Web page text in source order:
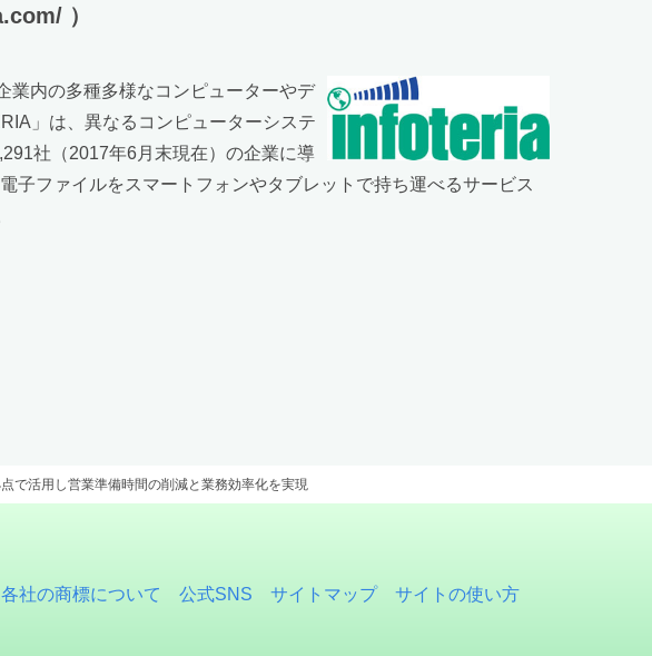
）
業内の多種多様なコンピューターやデ
」は、異なるコンピューターシステ
社（2017年6月末現在）の企業に導
子ファイルをスマートフォンやタブレットで持ち運べるサービス
で活用し営業準備時間の削減と業務効率化を実現
各社の商標について 公式SNS サイトマップ サイトの使い方